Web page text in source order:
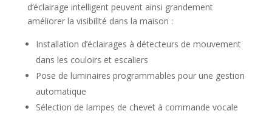
d’éclairage intelligent peuvent ainsi grandement
améliorer la visibilité dans la maison :
Installation d’éclairages à détecteurs de mouvement
dans les couloirs et escaliers
Pose de luminaires programmables pour une gestion
automatique
Sélection de lampes de chevet à commande vocale